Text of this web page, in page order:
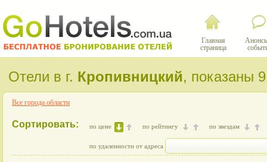
Главная
страница
Отели в г. Кропивницкий, показаны 9
Все города области
Сортировать: по цене по рейтингу по звездам
по удаленности от адреса